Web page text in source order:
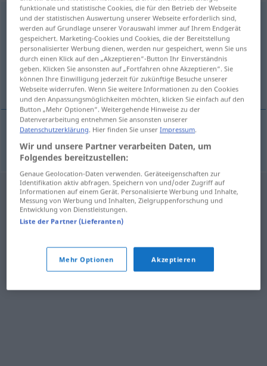
tehotenstvon
Übersicht aller Übersetzungen
(Für mehr Details die Übersetzung anklicken/antippen)
Schwangerschaft
Schwangerschaft f tehotenstvo
funktionale und statistische Cookies, die für den Betrieb der Webseite
und der statistischen Auswertung unserer Webseite erforderlich sind,
werden auf Grundlage unserer Vorauswahl immer auf Ihrem Endgerät
gespeichert. Marketing-Cookies und Cookies, die der Bereitstellung
personalisierter Werbung dienen, werden nur gespeichert, wenn Sie uns
durch einen Klick auf den „Akzeptieren“-Button Ihr Einverständnis
geben. Klicken Sie ansonsten auf „Fortfahren ohne Akzeptieren“. Sie
können Ihre Einwilligung jederzeit für zukünftige Besuche unserer
Webseite widerrufen. Wenn Sie weitere Informationen zu den Cookies
und den Anpassungsmöglichkeiten möchten, klicken Sie einfach auf den
Button „Mehr Optionen“. Weitergehende Hinweise zu der
Datenverarbeitung entnehmen Sie ansonsten unserer
Datenschutzerklärung. Hier finden Sie unserImpressum.
Wir und unsere Partner verarbeiten Daten, um
Folgendes bereitzustellen:
Genaue Geolocation-Daten verwenden. Geräteeigenschaften zur
Identifikation aktiv abfragen. Speichern von und/oder Zugriff auf
Informationen auf einem Gerät. Personalisierte Werbung und Inhalte,
Messung von Werbung und Inhalten, Zielgruppenforschung und
Entwicklung von Dienstleistungen.
Liste der Partner (Lieferanten)
Mehr Optionen Akzeptieren